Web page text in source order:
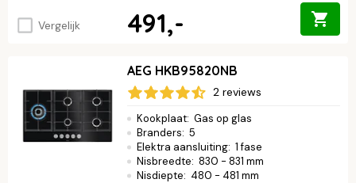
Vergelijk 491,-
AEG HKB95820NB
2 reviews
Kookplaat: Gas op glas
Branders: 5
Elektra aansluiting: 1 fase
Nisbreedte: 830 - 831 mm
Nisdiepte: 480 - 481 mm